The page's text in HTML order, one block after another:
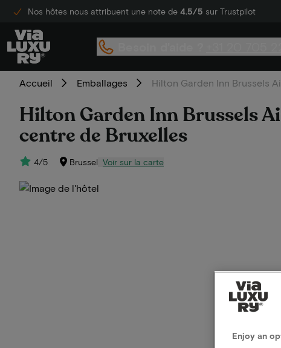
Nos hôtes nous attribuent une note de 4.5/5 sur Trustpilot
Accueil Emballages Hilton Garden Inn Brussels
Hilton Garden Inn Brussels
centre de Bruxelles
4/5 Brussel Voir sur la carte
Enjoy an